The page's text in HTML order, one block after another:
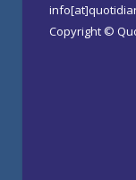
Copyright ©